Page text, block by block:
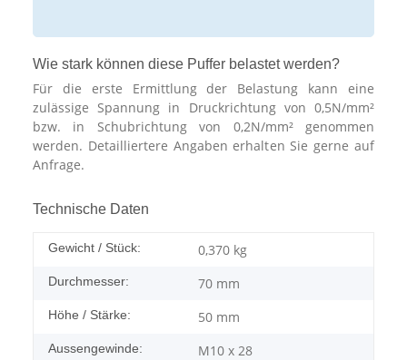
Wie stark können diese Puffer belastet werden?
Für die erste Ermittlung der Belastung kann eine
zulässige Spannung in Druckrichtung von 0,5N/mm²
bzw. in Schubrichtung von 0,2N/mm² genommen
werden. Detailliertere Angaben erhalten Sie gerne auf
Anfrage.
Technische Daten
Gewicht / Stück: 0,370 kg
Durchmesser: 70 mm
Höhe / Stärke: 50 mm
Aussengewinde: M10 x 28